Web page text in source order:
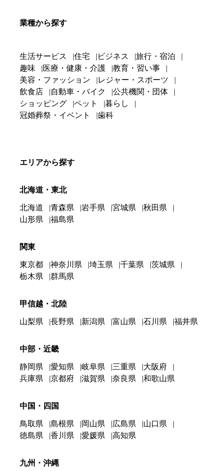
業種から探す
生活サービス 住宅 ビジネス
旅行・宿泊
趣味
医療・健康・介護
教育・習い事
美容・ファッション
レジャー・スポーツ
飲食店
自動車・バイク
公共機関・団体
ショッピング
ペット
暮らし
冠婚葬祭・イベント
歯科
エリアから探す
北海道・東北
北海道 青森県 岩手県 宮城県
秋田県
山形県
福島県
関東
東京都 神奈川県 埼玉県 千葉県
茨城県
栃木県
群馬県
甲信越・北陸
山梨県 長野県 新潟県 富山県 石川県 福井県
中部・近畿
静岡県 愛知県 岐阜県 三重県
大阪府
兵庫県
京都府 滋賀県 奈良県 和歌山県
中国・四国
鳥取県 島根県 岡山県 広島県
山口県
徳島県
香川県 愛媛県 高知県
九州・沖縄